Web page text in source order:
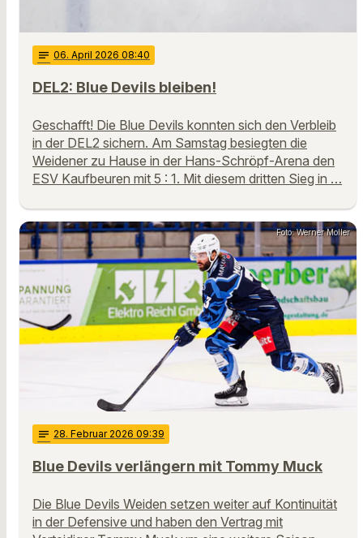
notes 06. April 2026 08:40
DEL2: Blue Devils bleiben!
Geschafft! Die Blue Devils konnten sich den Verbleib
in der DEL2 sichern. Am Samstag besiegten die
Weidener zu Hause in der Hans-Schröpf-Arena den
ESV Kaufbeuren mit 5 : 1. Mit diesem dritten Sieg in …
Foto: Werner Moller
notes 28. Februar 2026 09:39
Blue Devils verlängern mit Tommy Muck
Die Blue Devils Weiden setzen weiter auf Kontinuität
in der Defensive und haben den Vertrag mit